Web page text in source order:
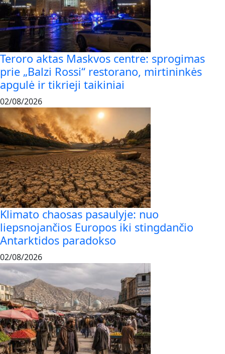
Teroro aktas Maskvos centre: sprogimas
prie „Balzi Rossi“ restorano, mirtininkės
apgulė ir tikrieji taikiniai
02/08/2026
Klimato chaosas pasaulyje: nuo
liepsnojančios Europos iki stingdančio
Antarktidos paradokso
02/08/2026